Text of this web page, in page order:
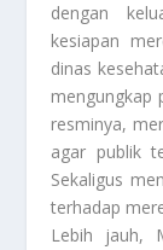
dengan
kesiapan
dinas
mengungkap
resminya,
agar publik
Sekaligus
terhadap
Lebih jauh,